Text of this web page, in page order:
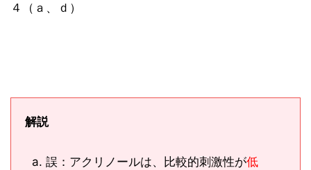
４（ａ、ｄ）
解説
誤：アクリノールは、比較的刺激性が低